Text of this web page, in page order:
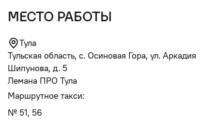
место работы
Тула
Тульская область, с. Осиновая Гора, ул. Аркадия
Шипунова, д. 5
Лемана ПРО Тула
Маршрутное такси:
№ 51, 56